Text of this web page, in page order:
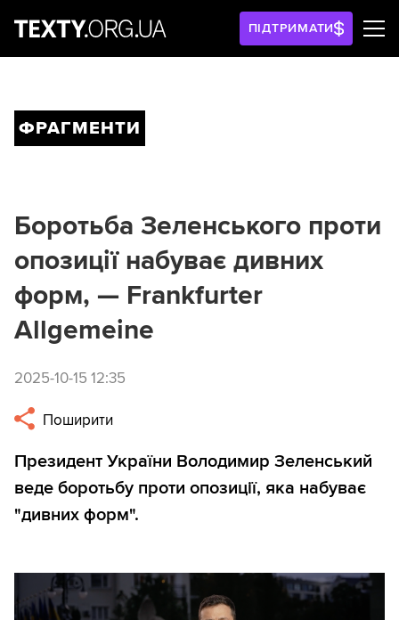
ПІДТРИМАТИ
ФРАГМЕНТИ
Боротьба Зеленського проти
опозиції набуває дивних
форм, — Frankfurter
Allgemeine
2025-10-15 12:35
Поширити
Президент України Володимир Зеленський
веде боротьбу проти опозиції, яка набуває
"дивних форм".